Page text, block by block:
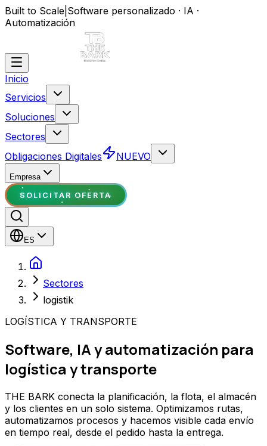
Built to Scale Software personalizado · IA ·
Automatización
Inicio
Servicios
Soluciones
Sectores
Obligaciones Digitales
NUEVO
Empresa
SOLICITAR OFERTA
ES
Sectores
logistik
LOGÍSTICA Y TRANSPORTE
Software, IA y automatización para
logística y transporte
THE BARK conecta la planificación, la flota, el almacén
y los clientes en un solo sistema. Optimizamos rutas,
automatizamos procesos y hacemos visible cada envío
en tiempo real, desde el pedido hasta la entrega.